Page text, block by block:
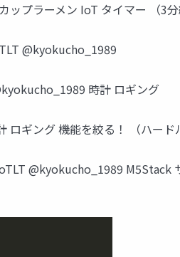
ップラーメン IoT タイマー （3
@kyokucho_1989
時計 ロギング
ロギング 機能を絞る！ （ハー
@kyokucho_1989 M5Stack